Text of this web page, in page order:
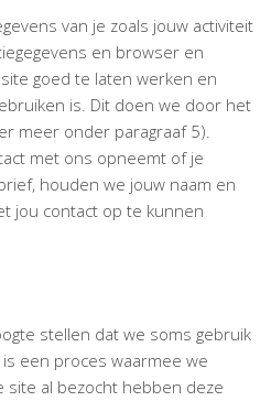
van je zoals jouw activiteit
en browser en
goed te laten werken en
is. Dit doen we door het
meer onder paragraaf 5).
met ons opneemt of je
houden we jouw naam en
jou contact op te kunnen
stellen dat we soms gebruik
een proces waarmee we
al bezocht hebben deze